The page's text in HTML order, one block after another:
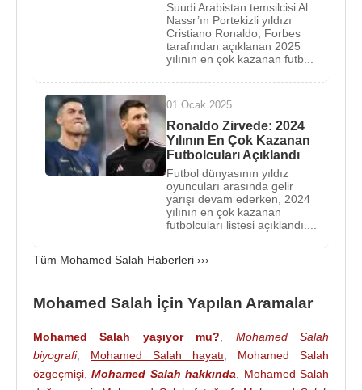
İngiltere'ye ikinci gelişinde kendi mevkiinden
forvete evrildi ve takımın merkez oyuncusu oldu. İlk
sezonu için gol rekoru kırdı.Jürgen Klopp
yönetiminde takımın en önemli oyuncularından biri
Champions League başta olmak üzere birçok
önemli başarı kazandı. Attığı goller ve kırdığı
rekorlarla kulüp tarihine geçti. Premier Lig tarihinde
bir sezonda Premier League Ayın Futbolcusu
Ödülü'nü 3 kez alan ilk futbolcu oldu. Salah, 2017-
2018 sezonunda sezonun ilk 11'inde yer aldı ve
sezonun en iyi futbolcusu seçildi.
Millî takım düzeyinde deMısır
figürlerinden biri olarak kabul edilmektedir. Hem
dünya genelinde büyük bir hayran kitlesine sahiptir.
Mohamed Salah, 2013 yılında Magi Salah ile
Suudi Arabistan temsilcisi Al
Nassr’ın Portekizli yıldızı
Cristiano Ronaldo, Forbes
tarafından açıklanan 2025
yılının en çok kazanan futb...
01 Ocak 2025
Ronaldo Zirvede: 2024
Yılının En Çok Kazanan
Futbolcuları Açıklandı
Futbol dünyasının yıldız
oyuncuları arasında gelir
yarışı devam ederken, 2024
yılının en çok kazanan
futbolcuları listesi açıklandı....
Tüm Mohamed Salah Haberleri ›››
Mohamed Salah İçin Yapılan Aramalar
Mohamed Salah yaşıyor mu?
Mohamed Salah
biyografi, Mohamed Salah hayatı
Mohamed Salah
özgeçmişi ,Mohamed Salah hakkında
Mohamed Salah